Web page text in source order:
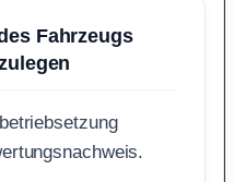
Fahrzeugs